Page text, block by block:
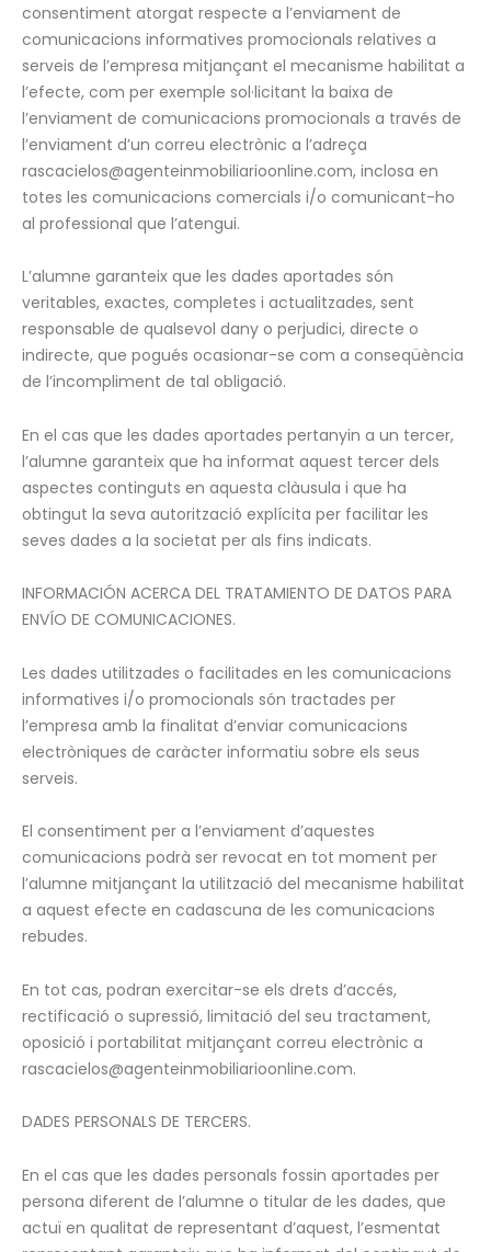
consentiment atorgat respecte a l’enviament de
comunicacions informatives promocionals relatives a
serveis de l’empresa mitjançant el mecanisme habilitat a
l’efecte, com per exemple sol·licitant la baixa de
l’enviament de comunicacions promocionals a través de
l’enviament d’un correu electrònic a l’adreça
rascacielos@agenteinmobiliarioonline.com, inclosa en
totes les comunicacions comercials i/o comunicant-ho
al professional que l’atengui.
L’alumne garanteix que les dades aportades són
veritables, exactes, completes i actualitzades, sent
responsable de qualsevol dany o perjudici, directe o
indirecte, que pogués ocasionar-se com a conseqüència
de l’incompliment de tal obligació.
En el cas que les dades aportades pertanyin a un tercer,
l’alumne garanteix que ha informat aquest tercer dels
aspectes continguts en aquesta clàusula i que ha
obtingut la seva autorització explícita per facilitar les
seves dades a la societat per als fins indicats.
INFORMACIÓN ACERCA DEL TRATAMIENTO DE DATOS PARA
ENVÍO DE COMUNICACIONES.
Les dades utilitzades o facilitades en les comunicacions
informatives i/o promocionals són tractades per
l’empresa amb la finalitat d’enviar comunicacions
electròniques de caràcter informatiu sobre els seus
serveis.
El consentiment per a l’enviament d’aquestes
comunicacions podrà ser revocat en tot moment per
l’alumne mitjançant la utilització del mecanisme habilitat
a aquest efecte en cadascuna de les comunicacions
rebudes.
En tot cas, podran exercitar-se els drets d’accés,
rectificació o supressió, limitació del seu tractament,
oposició i portabilitat mitjançant correu electrònic a
rascacielos@agenteinmobiliarioonline.com.
DADES PERSONALS DE TERCERS.
En el cas que les dades personals fossin aportades per
persona diferent de l’alumne o titular de les dades, que
actuï en qualitat de representant d’aquest, l’esmentat